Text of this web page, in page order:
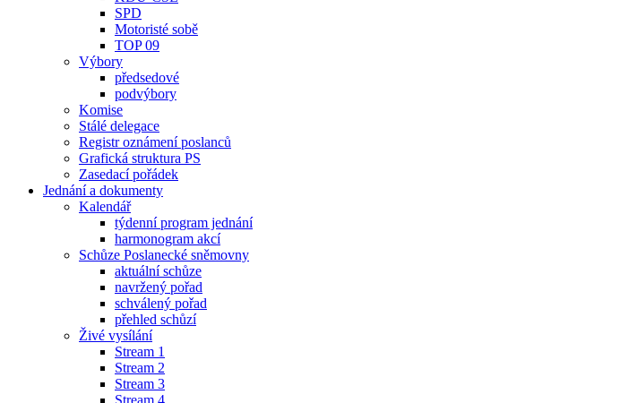
SPD
Motoristé sobě
TOP 09
Výbory
předsedové
podvýbory
Komise
Stálé delegace
Registr oznámení poslanců
Grafická struktura PS
Zasedací pořádek
Jednání a dokumenty
Kalendář
týdenní program jednání
harmonogram akcí
Schůze Poslanecké sněmovny
aktuální schůze
navržený pořad
schválený pořad
přehled schůzí
Živé vysílání
Stream 1
Stream 2
Stream 3
Stream 4